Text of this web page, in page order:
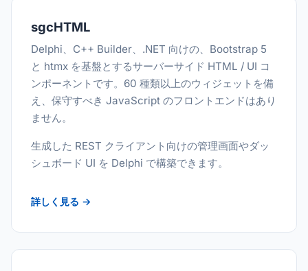
sgcHTML
Delphi、C++ Builder、.NET 向けの、Bootstrap 5
と htmx を基盤とするサーバーサイド HTML / UI コ
ンポーネントです。60 種類以上のウィジェットを備
え、保守すべき JavaScript のフロントエンドはあり
ません。
生成した REST クライアント向けの管理画面やダッ
シュボード UI を Delphi で構築できます。
詳しく見る →